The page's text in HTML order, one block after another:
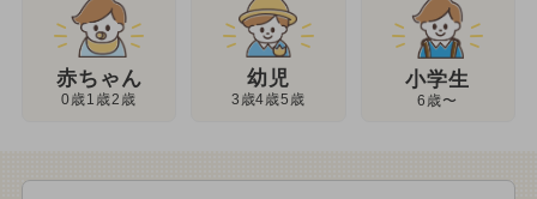
赤ちゃん
0歳1歳2歳
幼児
3歳4歳5歳
小学生
6歳〜